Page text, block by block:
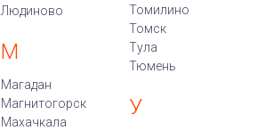
Людиново
М
Магадан
Магнитогорск
Махачкала
Томилино
Томск
Тула
Тюмень
У